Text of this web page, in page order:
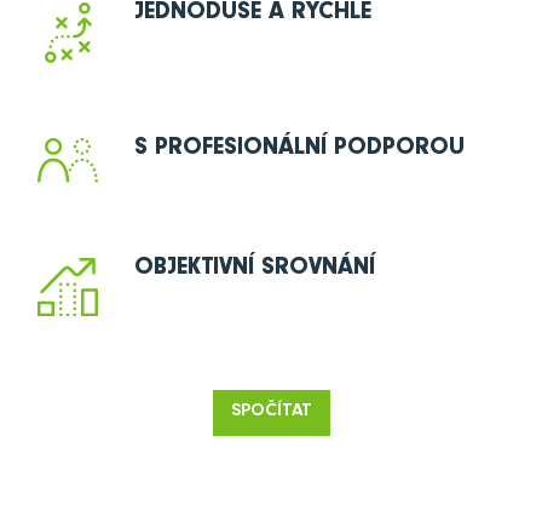
JEDNODUŠE A RYCHLE
S PROFESIONÁLNÍ PODPOROU
OBJEKTIVNÍ SROVNÁNÍ
SPOČÍTAT